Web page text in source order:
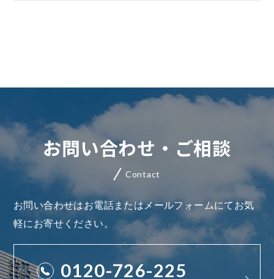
お問い合わせはお電話またはメールフォームにてお気
軽にお寄せください。
Contact
お問い合わせ・ご相談
0120-726-225